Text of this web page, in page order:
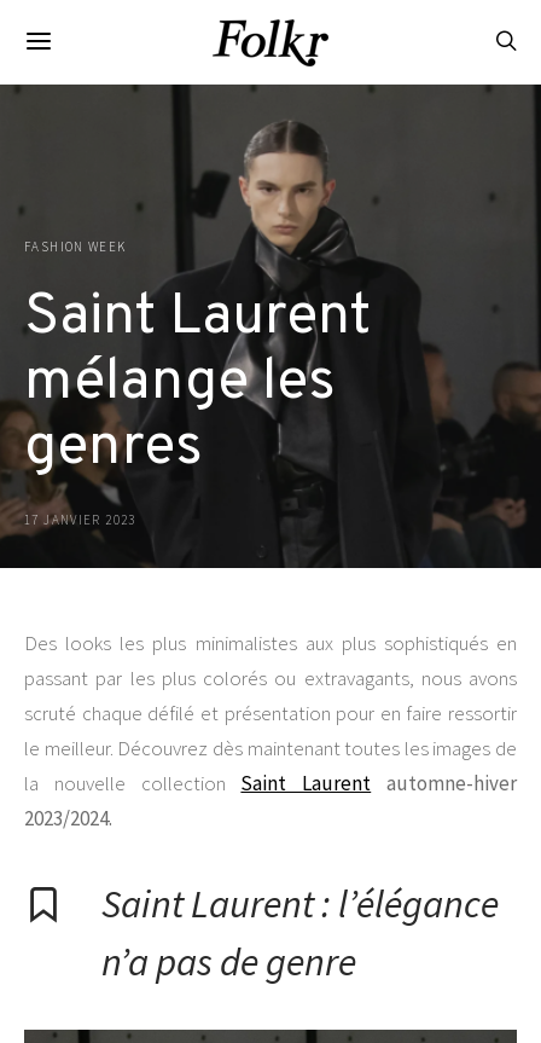
FASHION WEEK
Saint Laurent
mélange les
genres
17 JANVIER 2023
Des looks les plus minimalistes aux plus sophistiqués en
passant par les plus colorés ou extravagants, nous avons
scruté chaque défilé et présentation pour en faire ressortir
le meilleur. Découvrez dès maintenant toutes les images de
la nouvelle collection Saint Laurent automne-hiver
2023/2024.
Saint Laurent : l’élégance
n’a pas de genre